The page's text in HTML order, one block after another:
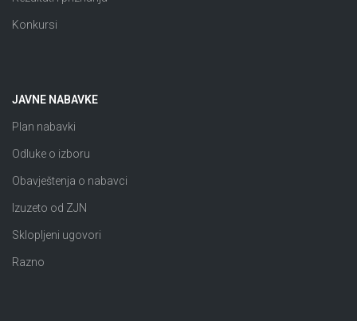
Konkursi
JAVNE NABAVKE
Plan nabavki
Odluke o izboru
Obavještenja o nabavci
Izuzeto od ZJN
Sklopljeni ugovori
Razno